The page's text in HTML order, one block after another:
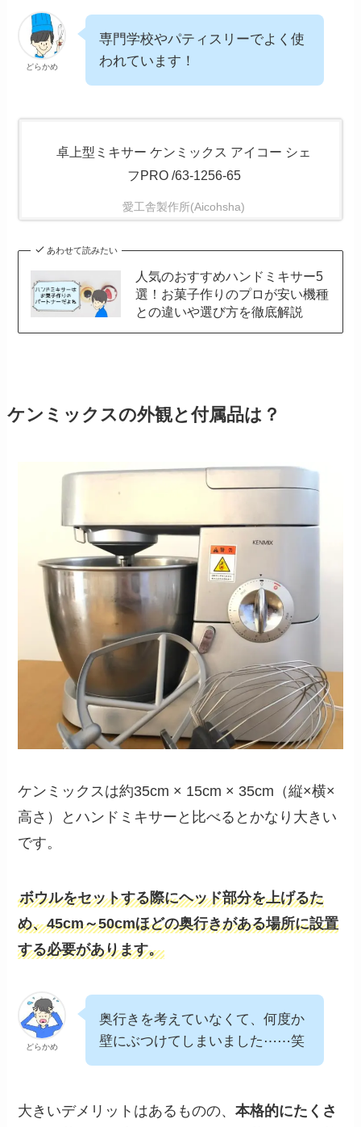
どらかめ
専門学校やパティスリーでよく使
われています！
卓上型ミキサー ケンミックス アイコー シェ
フPRO /63-1256-65
愛工舎製作所(Aicohsha)
あわせて読みたい
人気のおすすめハンドミキサー5
選！お菓子作りのプロが安い機種
との違いや選び方を徹底解説
ケンミックスの外観と付属品は？
ケンミックスは約35cm × 15cm × 35cm（縦×横×
高さ）とハンドミキサーと比べるとかなり大きい
です。
ボウルをセットする際にヘッド部分を上げるた
め、45cm～50cmほどの奥行きがある場所に設置
する必要があります。
どらかめ
奥行きを考えていなくて、何度か
壁にぶつけてしまいました⋯⋯笑
大きいデメリットはあるものの、本格的にたくさ